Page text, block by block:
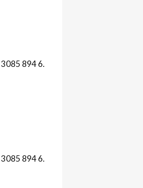
3085 8946.
3085 8946.